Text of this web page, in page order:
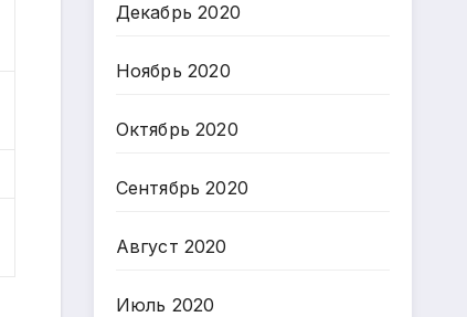
Декабрь 2020
Ноябрь 2020
Октябрь 2020
Сентябрь 2020
Август 2020
Июль 2020